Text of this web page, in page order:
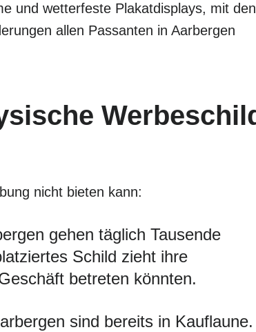
und wetterfeste Plakatdisplays, mit
allen Passanten in Aarbergen
nicht bieten kann:
gehen täglich Tausende
Schild zieht ihre
betreten könnten.
sind bereits in